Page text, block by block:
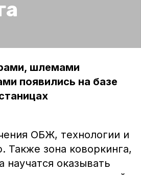
шлемами
появились на базе
ОБЖ, технологии и
зона коворкинга,
научатся оказывать